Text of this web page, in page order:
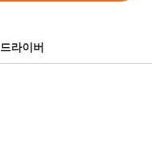
드라이버